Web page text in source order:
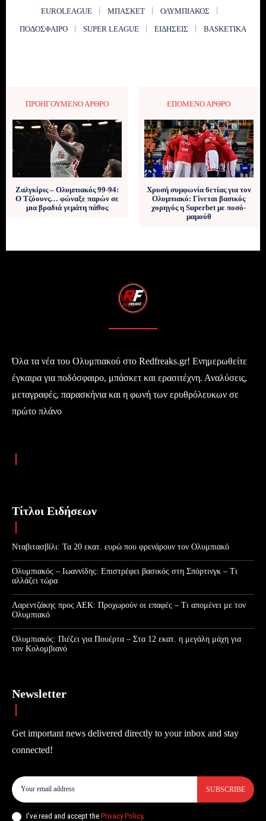
EUROLEAGUE ΜΠΆΣΚΕΤ
ΟΛΥΜΠΙΑΚΌΣ
ΠΟΔΌΣΦΑΙΡΟ
SUPER LEAGUE ΕΙΔΉΣΕΙΣ BASKETIKA
ΠΡΟΗΓΟΎΜΕΝΟ ΆΡΘΡΟ
Ζαλγκίρις – Ολυμπιακός 99-94:
Ο Τζόουνς… φώναξε παρών σε
μια βραδιά γεμάτη πάθος
ΕΠΌΜΕΝΟ ΆΡΘΡΟ
Χρυσή συμφωνία 6ετίας για τον
Ολυμπιακό: Γίνεται βασικός
χορηγός η Superbet με ποσό-
μαμούθ
Όλα τα νέα του Ολυμπιακού στο Redfreaks.gr! Ενημερωθείτε
έγκαιρα για ποδόσφαιρο, μπάσκετ και ερασιτέχνη. Αναλύσεις,
μεταγραφές, παρασκήνια και η φωνή των ερυθρόλευκων σε
πρώτο πλάνο
Τίτλοι Ειδήσεων
Νταβιτασβίλι: Τα 20 εκατ. ευρώ που φρενάρουν τον Ολυμπιακό
Ολυμπιακός – Ιωαννίδης: Επιστρέφει βασικός στη Σπόρτινγκ – Τι
αλλάζει τώρα
Λαρεντζάκης προς ΑΕΚ: Προχωρούν οι επαφές – Τι απομένει με τον
Ολυμπιακό
Ολυμπιακός: Πιέζει για Πουέρτα – Στα 12 εκατ. η μεγάλη μάχη για
τον Κολομβιανό
Newsletter
Get important news delivered directly to your inbox and stay
connected!
SUBSCRIBE
I've read and accept the Privacy Policy.